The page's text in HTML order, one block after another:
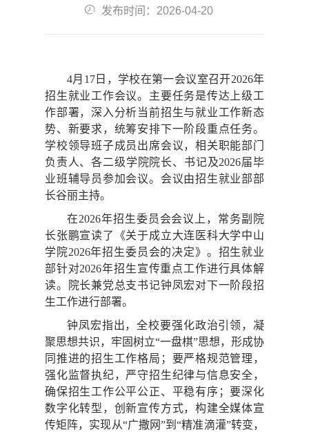
发布时间：2026-04-20
4月17日，学校在第一会议室召开2026年
招生就业工作会议。主要任务是传达上级工
作部署，深入分析当前招生与就业工作新态
势、新要求，统筹安排下一阶段重点任务。
学校领导班子成员出席会议，相关职能部门
负责人、各二级学院院长、书记及2026届毕
业班辅导员参加会议。会议由招生就业部部
长谷丽主持。
在2026年招生委员会会议上，常务副院
长张鹏宣读了《关于成立大连医科大学中山
学院2026年招生委员会的决定》。招生就业
部针对2026年招生宣传重点工作进行具体解
读。院长兼党总支书记钟凤宏对下一阶段招
生工作进行部署。
钟凤宏指出，全校要强化政治引领，凝
聚思想共识，牢固树立“一盘棋”思想，形成协
同推进的招生工作格局；要严格规范管理，
强化监督执纪，严守招生纪律与信息安全，
确保招生工作公平公正、平稳有序；要深化
数字化转型，创新宣传方式，构建全媒体宣
传矩阵，实现从“广撒网”到“精准滴灌”转变，